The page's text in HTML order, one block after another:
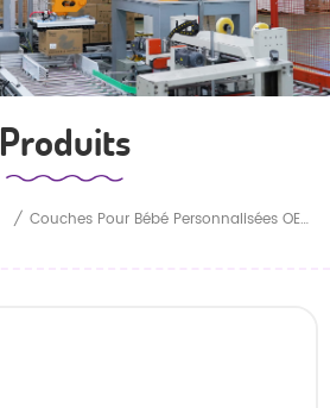
Produits
/ Couches Pour Bébé Personnalisées OEM En Chine, Vente En Gros, Couches Jetables Ultra Fines À Haute Absorption